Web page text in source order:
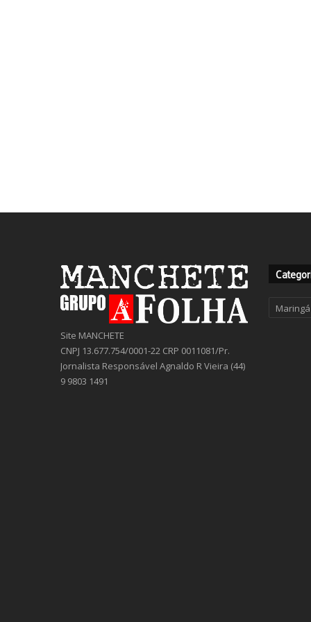
Site MANCHETE
CNPJ 13.677.754/0001-22 CRP 0011081/Pr.
Jornalista Responsável Agnaldo R Vieira (44)
9 9803 1491